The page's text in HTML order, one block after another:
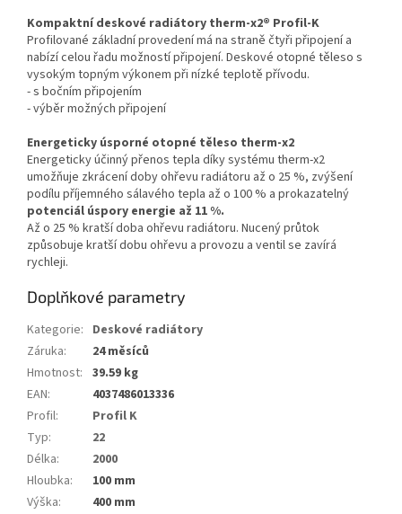
Kompaktní deskové radiátory therm-x2® Profil-K
Profilované základní provedení má na straně čtyři připojení a
nabízí celou řadu možností připojení. Deskové otopné těleso s
vysokým topným výkonem při nízké teplotě přívodu.
- s bočním připojením
- výběr možných připojení
Energeticky úsporné otopné těleso therm-x2
Energeticky účinný přenos tepla díky systému therm-x2
umožňuje zkrácení doby ohřevu radiátoru až o 25 %, zvýšení
podílu příjemného sálavého tepla až o 100 % a prokazatelný
potenciál úspory energie až 11 %.
Až o 25 % kratší doba ohřevu radiátoru. Nucený průtok
způsobuje kratší dobu ohřevu a provozu a ventil se zavírá
rychleji.
Doplňkové parametry
Kategorie: Deskové radiátory
Záruka:
24 měsíců
Hmotnost: 39.59 kg
EAN:
4037486013336
Profil:
Profil K
Typ:
22
Délka:
2000
Hloubka:
100 mm
Výška:
400 mm